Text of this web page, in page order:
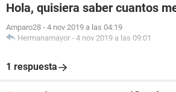
Hola, quisiera saber cuantos
Amparo28 - 4 nov 2019 a las 04:19
Hermanamayor - 4 nov 2019 a las 09:01
1 respuesta